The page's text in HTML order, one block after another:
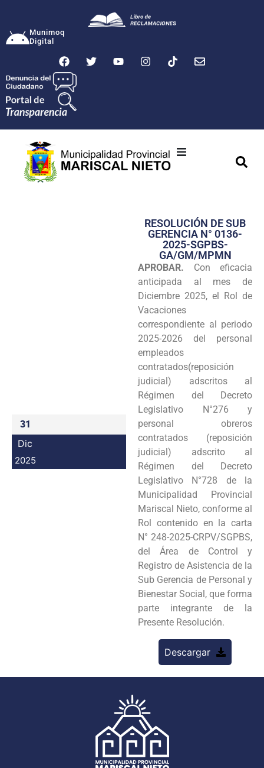
Munimoq
Digital
Transparencia
Seguridad
Programas
Intranet
31
Dic
2025
RESOLUCIÓN DE SUB
GERENCIA N° 0136-
2025-SGPBS-
GA/GM/MPMN
APROBAR. Con eficacia
anticipada al mes de
Diciembre 2025, el Rol de
Vacaciones
correspondiente al periodo
2025-2026 del personal
empleados
contratados(reposición
judicial) adscritos al
Régimen del Decreto
Legislativo N°276 y
personal obreros
contratados (reposición
judicial) adscrito al
Régimen del Decreto
Legislativo N°728 de la
Municipalidad Provincial
Mariscal Nieto, conforme al
Rol contenido en la carta
N° 248-2025-CRPV/SGPBS,
del Área de Control y
Registro de Asistencia de la
Sub Gerencia de Personal y
Bienestar Social, que forma
parte integrante de la
Presente Resolución.
Descargar